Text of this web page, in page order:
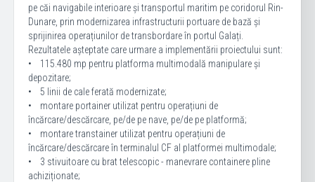
pe căi navigabile interioare și transportul maritim pe coridorul Rin-
Dunare, prin modernizarea infrastructurii portuare de bază și
sprijinirea operațiunilor de transbordare în portul Galați.
Rezultatele așteptate care urmare a implementării proiectului sunt:
• 115.480 mp pentru platforma multimodală manipulare și
depozitare;
• 5 linii de cale ferată modernizate;
• montare portainer utilizat pentru operațiuni de
încărcare/descărcare, pe/de pe nave, pe/de pe platformă;
• montare transtainer utilizat pentru operațiuni de
încărcare/descărcare în terminalul CF al platformei multimodale;
• 3 stivuitoare cu brat telescopic - manevrare containere pline
achiziționate;